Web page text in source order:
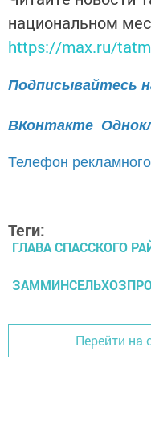
национальном
https://max.ru/
Подписывайтесь
ВКонтакте
Телефон
Теги:
ГЛАВА СПАССКОГО
Перейти на